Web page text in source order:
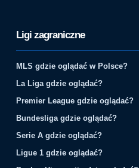
Ligi zagraniczne
MLS gdzie oglądać w Polsce?
La Liga gdzie oglądać?
Premier League gdzie oglądać?
Bundesliga gdzie oglądać?
Serie A gdzie oglądać?
Ligue 1 gdzie oglądać?